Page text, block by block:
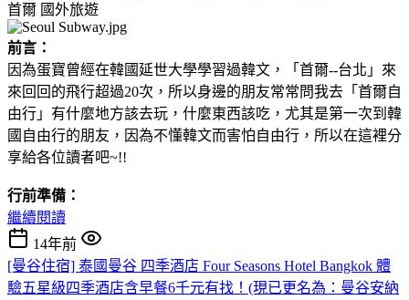
首爾 國外旅遊
前言：
因為蛋寶曾經在韓國延世大學學習過韓文，「首爾--台北」來
來回回的飛行超過20次，所以身邊的朋友常常問我去「首爾自
由行」有什麼地方該去玩，什麼東西該吃，尤其是第一次到韓
國自由行的朋友，因為不懂韓文而害怕自由行，所以在這裡分
享給各位讀者吧~!!
行前準備：
繼續閱讀
14年前
[曼谷住宿] 泰國曼谷 四季酒店 Four Seasons Hotel Bangkok 體
驗五星級四季酒店含早餐6千元有找！(現已更名為：曼谷安納